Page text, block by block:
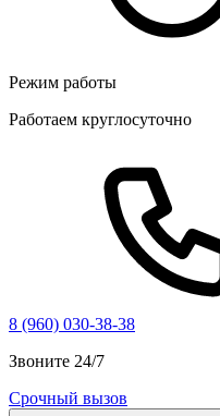
Режим работы
Работаем круглосуточно
8 (960) 030-38-38
Звоните 24/7
Срочный вызов